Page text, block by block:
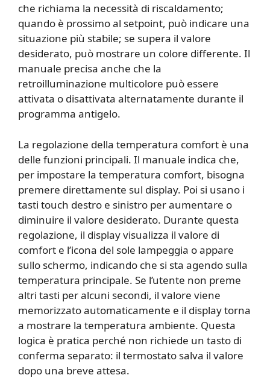
che richiama la necessità di riscaldamento;
quando è prossimo al setpoint, può indicare una
situazione più stabile; se supera il valore
desiderato, può mostrare un colore differente. Il
manuale precisa anche che la
retroilluminazione multicolore può essere
attivata o disattivata alternatamente durante il
programma antigelo.
La regolazione della temperatura comfort è una
delle funzioni principali. Il manuale indica che,
per impostare la temperatura comfort, bisogna
premere direttamente sul display. Poi si usano i
tasti touch destro e sinistro per aumentare o
diminuire il valore desiderato. Durante questa
regolazione, il display visualizza il valore di
comfort e l’icona del sole lampeggia o appare
sullo schermo, indicando che si sta agendo sulla
temperatura principale. Se l’utente non preme
altri tasti per alcuni secondi, il valore viene
memorizzato automaticamente e il display torna
a mostrare la temperatura ambiente. Questa
logica è pratica perché non richiede un tasto di
conferma separato: il termostato salva il valore
dopo una breve attesa.